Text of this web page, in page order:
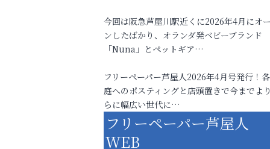
今回は阪急芦屋川駅近くに2026年4月にオ
ンしたばかり、オランダ発ベビーブランド
「Nuna」とペットギア…
フリーペーパー芦屋人2026年4月号発行！
庭へのポスティングと店頭置きで今までよ
らに幅広い世代に…
フリーペーパー芦屋人
WEB